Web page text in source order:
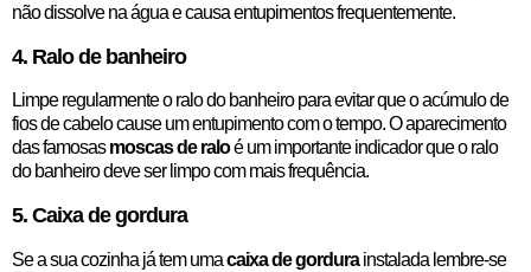
não dissolve na água e causa entupimentos frequentemente.
4. Ralo de banheiro
Limpe regularmente o ralo do banheiro para evitar que o acúmulo de
fios de cabelo cause um entupimento com o tempo. O aparecimento
das famosasmoscas de raloé um importante indicador que o ralo
do banheiro deve ser limpo com mais frequência.
5. Caixa de gordura
Se a sua cozinha já tem umacaixa de gordurainstalada lembre-se